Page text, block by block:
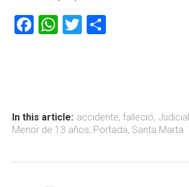
F
ok
W
p
p
T
tir
In this article: accidente, falleció,
Menor de 13 años, Portada, Santa Marta